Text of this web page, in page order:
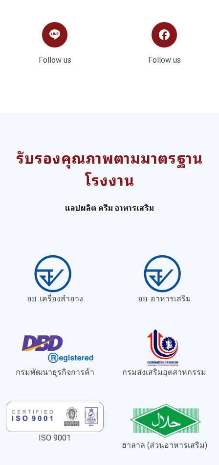
Follow us Follow us
รับรองคุณภาพตามมาตรฐาน
โรงงาน
แลปผลิต ครีม อาหารเสริม
อย. เครื่องสำอาง อย. อาหารเสริม
กรมพัฒนาธุรกิจการค้า กรมส่งเสริมอุตสาหกรรม
ISO 9001
ฮาลาล (ส่วนอาหารเสริม)